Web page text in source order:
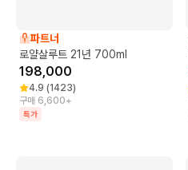
파트너
로얄살루트 21년 700ml
198,000
4.9 (1423)
구매 6,600+
특가